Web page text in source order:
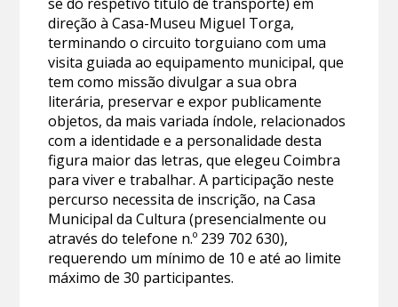
direção à Casa-Museu Miguel Torga,
terminando o circuito torguiano com uma
visita guiada ao equipamento municipal, que
tem como missão divulgar a sua obra
literária, preservar e expor publicamente
objetos, da mais variada índole, relacionados
com a identidade e a personalidade desta
figura maior das letras, que elegeu Coimbra
para viver e trabalhar. A participação neste
percurso necessita de inscrição, na Casa
Municipal da Cultura (presencialmente ou
através do telefone n.º 239 702 630),
requerendo um mínimo de 10 e até ao limite
máximo de 30 participantes.